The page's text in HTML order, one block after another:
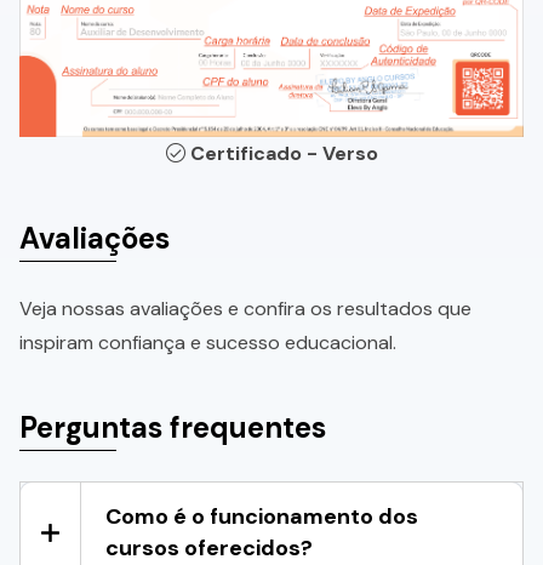
Certificado - Verso
Avaliações
Veja nossas avaliações e confira os resultados que
inspiram confiança e sucesso educacional.
Perguntas frequentes
Como é o funcionamento dos
cursos oferecidos?